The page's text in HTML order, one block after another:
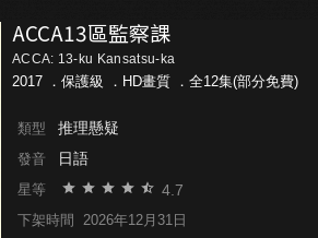
ACCA13區監察課
ACCA: 13-ku Kansatsu-ka
2017 ． 保護級 ．HD畫質 ．全12集(部分免費)
類型 推理懸疑
發音 日語
星等 4.7
下架時間 2026年12月31日